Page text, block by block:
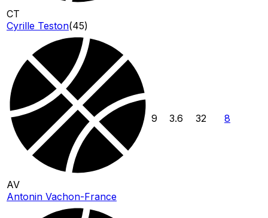
CT
Cyrille Teston(45)
AV
Antonin Vachon-France
9 3.6 32 8